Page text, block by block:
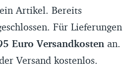
Artikel. Bereits
Für Lieferungen
Euro Versandkostenan.
Versand kostenlos.